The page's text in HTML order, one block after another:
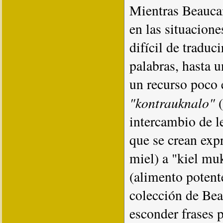
Mientras
en las
difícil de
palabras, hasta
un recurso
"kontrauknalo"
intercambio de
que se crean
miel) a "kiel
(alimento
colección de
esconder frases